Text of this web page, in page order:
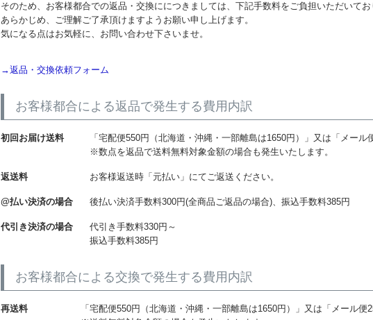
そのため、お客様都合での返品・交換ににつきましては、下記手数料をご負担いただいてお
あらかじめ、ご理解ご了承頂けますようお願い申し上げます。
気になる点はお気軽に、お問い合わせ下さいませ。
→返品・交換依頼フォーム
お客様都合による返品で発生する費用内訳
初回お届け送料
「宅配便550円（北海道・沖縄・一部離島は1650円）」又は「メール
※数点を返品で送料無料対象金額の場合も発生いたします。
返送料 お客様返送時「元払い」にてご返送ください。
@払い決済の場合 後払い決済手数料300円(全商品ご返品の場合)、振込手数料385円
代引き決済の場合
代引き手数料330円～
振込手数料385円
お客様都合による交換で発生する費用内訳
再送料
「宅配便550円（北海道・沖縄・一部離島は1650円）」又は「メール便